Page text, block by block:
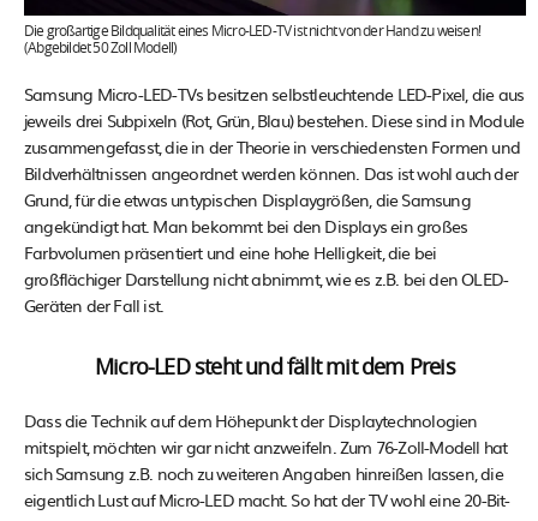
Die großartige Bildqualität eines Micro-LED-TV ist nicht von der Hand zu weisen!
(Abgebildet 50 Zoll Modell)
Samsung Micro-LED-TVs besitzen selbstleuchtende LED-Pixel, die aus
jeweils drei Subpixeln (Rot, Grün, Blau) bestehen. Diese sind in Module
zusammengefasst, die in der Theorie in verschiedensten Formen und
Bildverhältnissen angeordnet werden können. Das ist wohl auch der
Grund, für die etwas untypischen Displaygrößen, die Samsung
angekündigt hat. Man bekommt bei den Displays ein großes
Farbvolumen präsentiert und eine hohe Helligkeit, die bei
großflächiger Darstellung nicht abnimmt, wie es z.B. bei den OLED-
Geräten der Fall ist.
Micro-LED steht und fällt mit dem Preis
Dass die Technik auf dem Höhepunkt der Displaytechnologien
mitspielt, möchten wir gar nicht anzweifeln. Zum 76-Zoll-Modell hat
sich Samsung z.B. noch zu weiteren Angaben hinreißen lassen, die
eigentlich Lust auf Micro-LED macht. So hat der TV wohl eine 20-Bit-